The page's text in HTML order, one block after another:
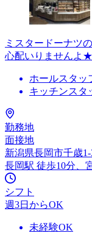
ミスタードーナツ
心配いりませんよ★
ホールスタッ
キッチンスタ
勤務地
面接地
新潟県長岡市千歳1-
長岡駅 徒歩10分、
シフト
週3日からOK
未経験OK